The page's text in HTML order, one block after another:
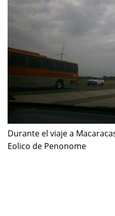
Durante el viaje a
Eolico de Penonome